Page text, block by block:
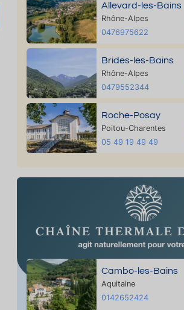
Allevard-les-Bains
Rhône-Alpes
0476975622
Brides-les-Bains
Rhône-Alpes
0479552344
Roche-Posay
Poitou-Charentes
05 49 19 49 49
Cambo-les-Bains
Aquitaine
0142652424